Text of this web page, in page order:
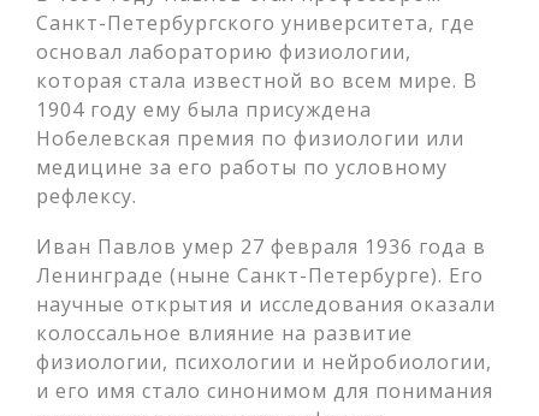
Санкт-Петербургского университета, где
основал лабораторию физиологии,
которая стала известной во всем мире. В
1904 году ему была присуждена
Нобелевская премия по физиологии или
медицине за его работы по условному
рефлексу.
Иван Павлов умер 27 февраля 1936 года в
Ленинграде (ныне Санкт-Петербурге). Его
научные открытия и исследования оказали
колоссальное влияние на развитие
физиологии, психологии и нейробиологии,
и его имя стало синонимом для понимания